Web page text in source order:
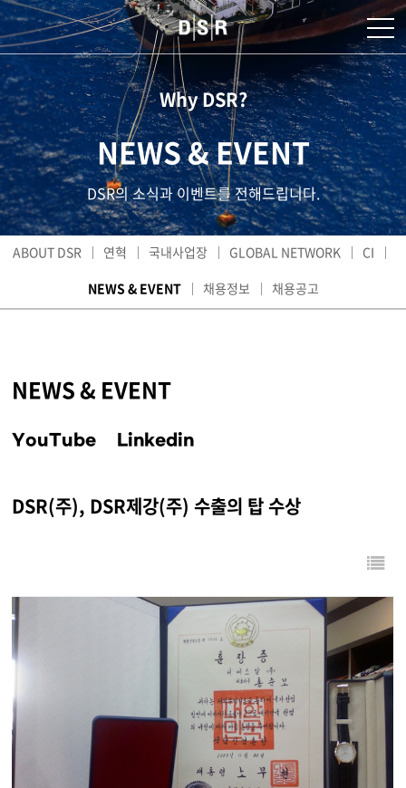
Why DSR?
NEWS & EVENT
DSR의 소식과 이벤트를 전해드립니다.
ABOUT DSR 연혁 국내사업장 GLOBAL NETWORK
CI
NEWS & EVENT
채용정보 채용공고
NEWS & EVENT
YouTube Linkedin
DSR(주), DSR제강(주) 수출의 탑 수상